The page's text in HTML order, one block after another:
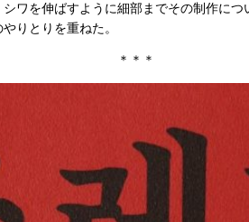
ワを伸ばすように細部までその制作に
りとりを重ねた。
＊＊＊